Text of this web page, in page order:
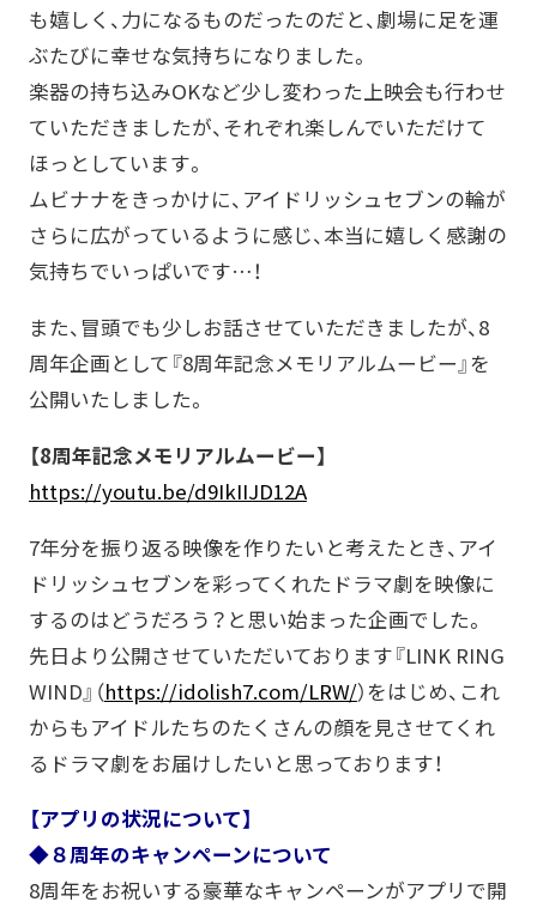
も嬉しく、力になるものだったのだと、劇場に足を運
ぶたびに幸せな気持ちになりました。
楽器の持ち込みOKなど少し変わった上映会も行わせ
ていただきましたが、それぞれ楽しんでいただけて
ほっとしています。
ムビナナをきっかけに、アイドリッシュセブンの輪が
さらに広がっているように感じ、本当に嬉しく感謝の
気持ちでいっぱいです…！
また、冒頭でも少しお話させていただきましたが、8
周年企画として『8周年記念メモリアルムービー』を
公開いたしました。
【8周年記念メモリアルムービー】
https://youtu.be/d9IkIIJD12A
7年分を振り返る映像を作りたいと考えたとき、アイ
ドリッシュセブンを彩ってくれたドラマ劇を映像に
するのはどうだろう？と思い始まった企画でした。
先日より公開させていただいております『LINK RING
WIND』（https://idolish7.com/LRW/）をはじめ、これ
からもアイドルたちのたくさんの顔を見させてくれ
るドラマ劇をお届けしたいと思っております！
【アプリの状況について】
◆８周年のキャンペーンについて
8周年をお祝いする豪華なキャンペーンがアプリで開